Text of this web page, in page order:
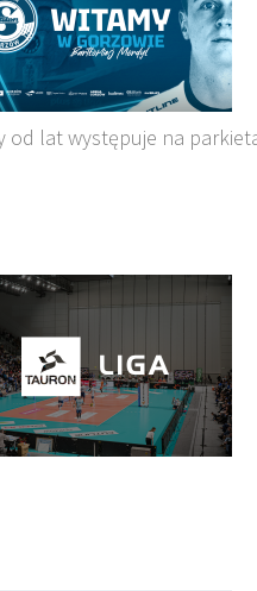
od lat występuje na